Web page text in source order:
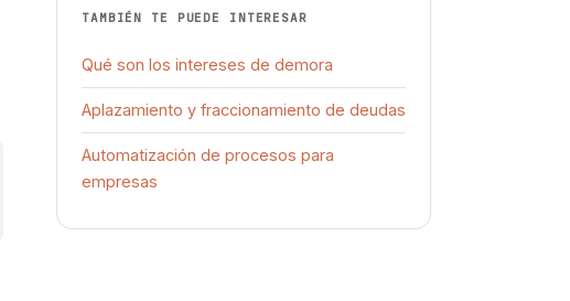
TAMBIÉN TE PUEDE INTERESAR
Qué son los intereses de demora
Aplazamiento y fraccionamiento de deudas
Automatización de procesos para
empresas